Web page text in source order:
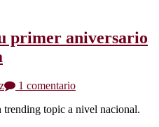
primer aniversario
1 comentario
topic a nivel nacional.